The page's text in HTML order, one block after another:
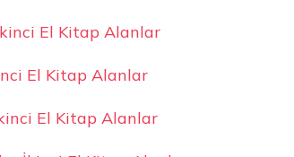
El Kitap Alanlar
El Kitap Alanlar
El Kitap Alanlar